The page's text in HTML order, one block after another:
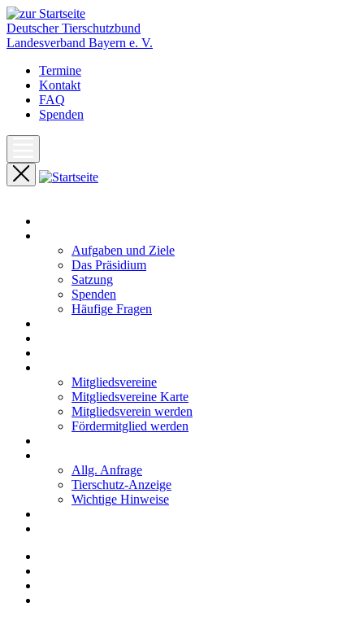
Deutscher Tierschutzbund
Landesverband Bayern e. V.
Termine
Kontakt
FAQ
Spenden
Aufgaben und Ziele
Das Präsidium
Satzung
Spenden
Häufige Fragen
Mitgliedsvereine
Mitgliedsvereine Karte
Mitgliedsverein werden
Fördermitglied werden
Allg. Anfrage
Tierschutz-Anzeige
Wichtige Hinweise